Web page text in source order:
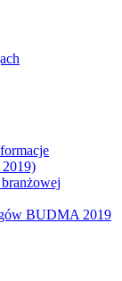
BUDMA 2019